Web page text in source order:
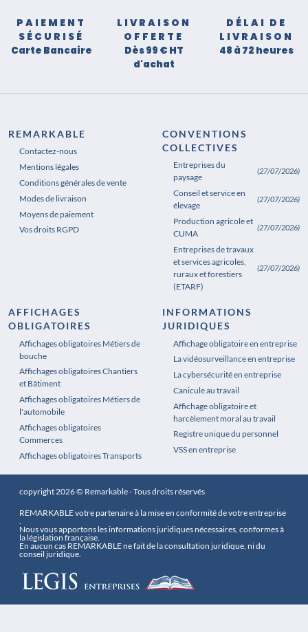
PAIEMENT
SÉCURISÉ
Carte Bancaire
LIVRAISON
OFFERTE
Dès 99 € HT
d'achat
DÉLAI DE
LIVRAISON
48 à 72 heures
REMARKABLE
Contactez-nous
Mentions légales
Conditions générales de vente
Modes de livraison
Moyens de paiement
Vos droits RGPD
CONVENTIONS
COLLECTIVES
Entreprises du
paysage
(27/07/2026)
Conseil et service en
élevage
(27/07/2026)
Production agricole et
CUMA
(27/07/2026)
Entreprises de travaux
et services agricoles,
ruraux et forestiers
(ETARF)
(27/07/2026)
AFFICHAGES
OBLIGATOIRES
Affichages obligatoires Métiers de
bouche
Affichages obligatoires Chantiers
et Bâtiment
Affichages obligatoires Métiers de
l'automobile
Affichages obligatoires
Commerces
Affichages obligatoires Transports
Affichages obligatoires Pharmacie
INFORMATIONS
JURIDIQUES
Affichage obligatoire en entreprise
La vidéosurveillance en entreprise
La cybersécurité en entreprise
Canicule au travail
Affichage obligatoire et
harcèlement moral au travail
Registre unique du personnel
VSS en entreprise
copyright 2026 © Remarkable - Tous droits réservés
REMARKABLE votre partenaire à la mise en conformité de votre entreprise
.
Nous vous apportons les informations juridiques nécessaires, conformes à
la législation française.
En aucun cas REMARKABLE ne fait de la consultation juridique, ni du
conseil juridique.